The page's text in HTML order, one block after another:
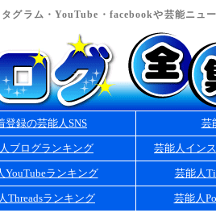
グラム・YouTube・facebookや芸能ニュ
登録の芸能人SNS 芸
ブログランキング 芸能人イン
YouTubeランキング 芸能人
Threadsランキング 芸能人